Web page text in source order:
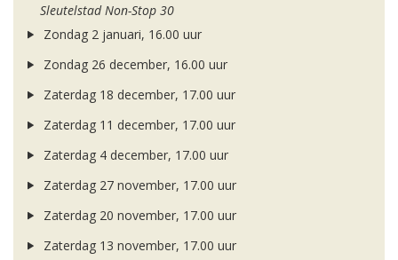
Sleutelstad Non-Stop 30
Zondag 2 januari, 16.00 uur
Zondag 26 december, 16.00 uur
Zaterdag 18 december, 17.00 uur
Zaterdag 11 december, 17.00 uur
Zaterdag 4 december, 17.00 uur
Zaterdag 27 november, 17.00 uur
Zaterdag 20 november, 17.00 uur
Zaterdag 13 november, 17.00 uur